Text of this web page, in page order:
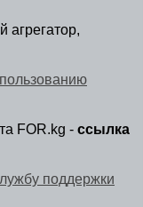
агрегатор,
FOR.kg - ссылка
поддержки